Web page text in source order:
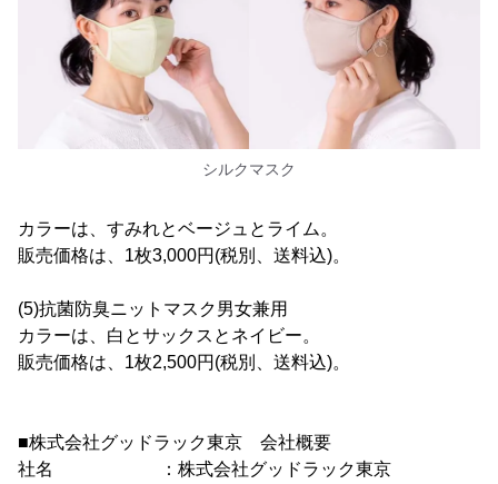
シルクマスク
カラーは、すみれとベージュとライム。
販売価格は、1枚3,000円(税別、送料込)。
(5)抗菌防臭ニットマスク男女兼用
カラーは、白とサックスとネイビー。
販売価格は、1枚2,500円(税別、送料込)。
■株式会社グッドラック東京 会社概要
社名 ：株式会社グッドラック東京